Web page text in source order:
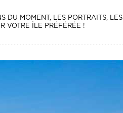
DU MOMENT, LES PORTRAITS, LES
VOTRE ÎLE PRÉFÉRÉE !